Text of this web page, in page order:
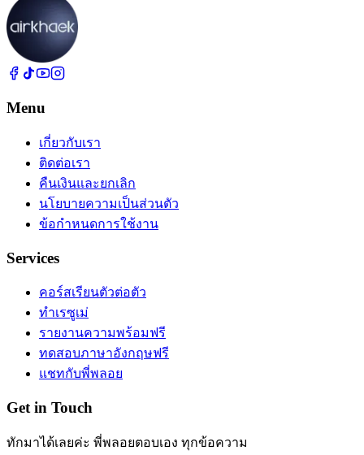
Menu
เกี่ยวกับเรา
ติดต่อเรา
คืนเงินและยกเลิก
นโยบายความเป็นส่วนตัว
ข้อกำหนดการใช้งาน
Services
คอร์สเรียนตัวต่อตัว
ทำเรซูเม่
รายงานความพร้อมฟรี
ทดสอบภาษาอังกฤษฟรี
แชทกับพี่พลอย
Get in Touch
ทักมาได้เลยค่ะ พี่พลอยตอบเอง ทุกข้อความ